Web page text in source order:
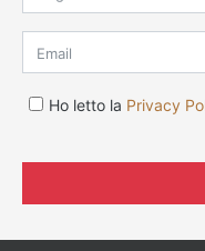
Ho letto la Privacy